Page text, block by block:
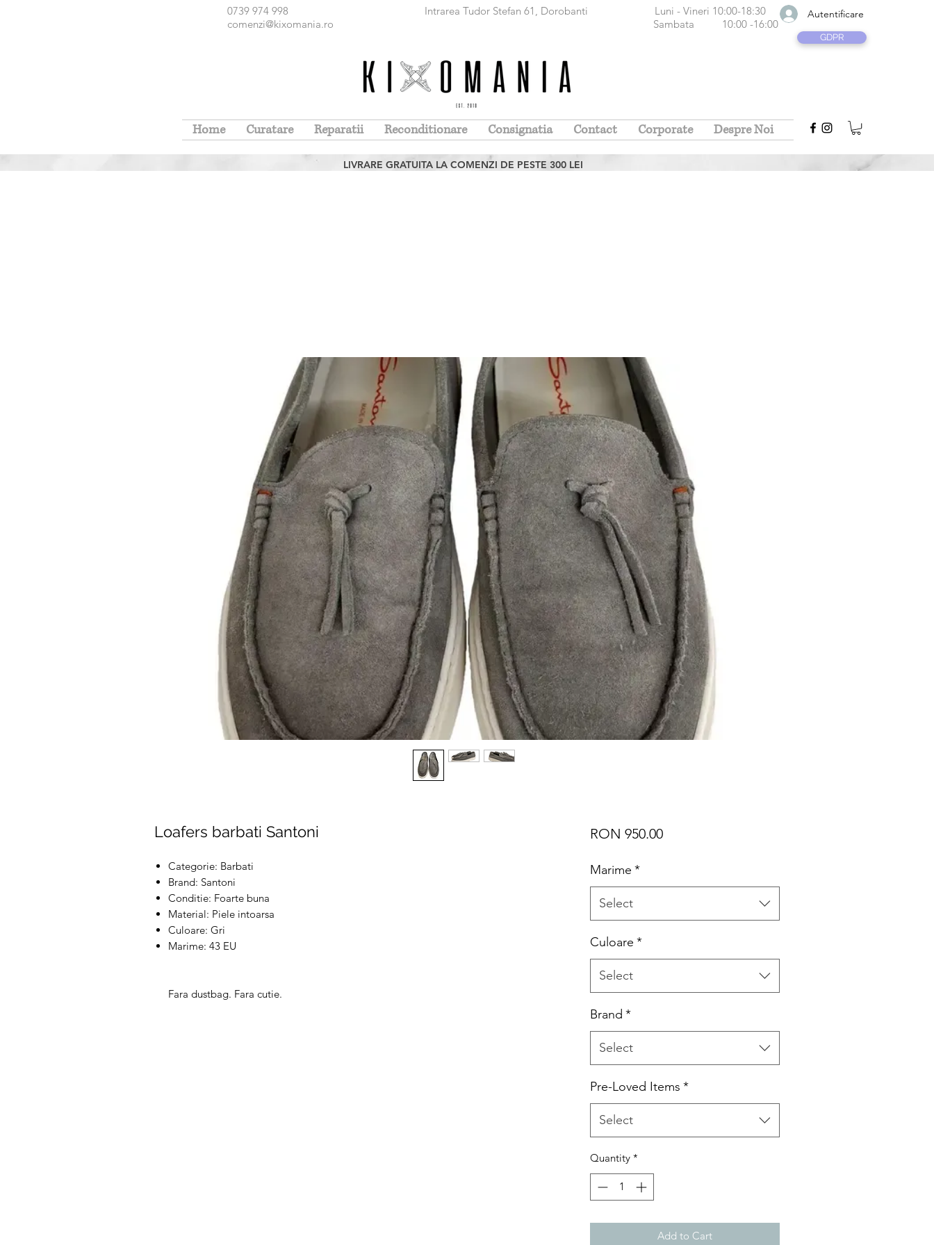
0739 974 998 Intrarea Tudor Stefan 61, Dorobanti Luni - Vineri 10:00-18:30
comenzi@kixomania.ro Sambata 10:00 -16:00
Autentificare
GDPR
Home Curatare Reparatii Reconditionare Consignatia Contact Corporate Despre Noi
LIVRARE GRATUITA LA COMENZI DE PESTE 300 LEI
Loafers barbati Santoni
Categorie: Barbati
Brand: Santoni
Conditie: Foarte buna
Material: Piele intoarsa
Culoare: Gri
Marime: 43 EU
Fara dustbag. Fara cutie.
RON 950.00Price
Marime *
Select
Culoare *
Select
Brand *
Select
Pre-Loved Items *
Select
Quantity *
Add to Cart